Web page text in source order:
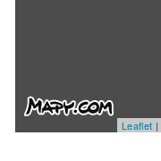
Leaflet |